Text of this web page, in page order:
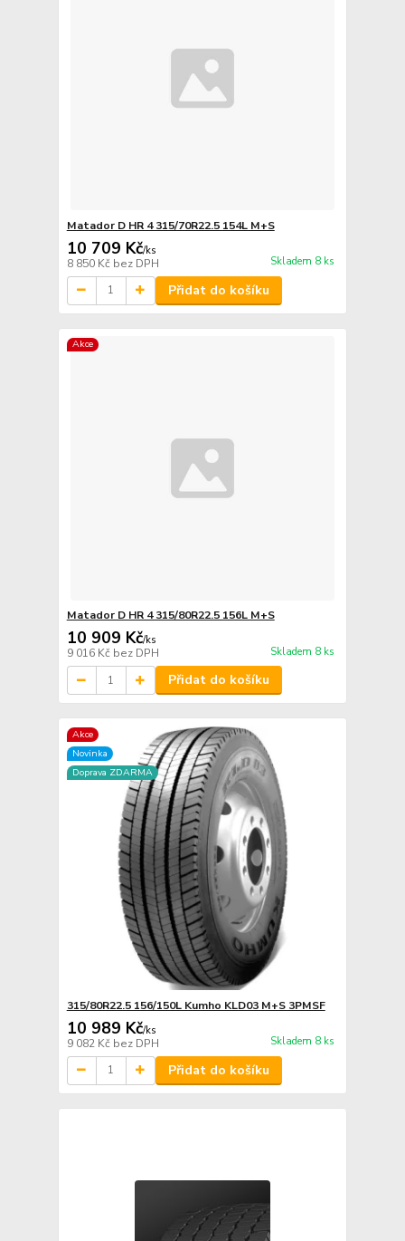
Matador D HR 4 315/70R22.5 154L M+S
10 709 Kč/ks
8 850 Kč bez DPH Skladem 8 ks
Přidat do košíku
Akce
Matador D HR 4 315/80R22.5 156L M+S
10 909 Kč/ks
9 016 Kč bez DPH Skladem 8 ks
Přidat do košíku
Akce
Novinka
Doprava ZDARMA
315/80R22.5 156/150L Kumho KLD03 M+S 3PMSF
10 989 Kč/ks
9 082 Kč bez DPH Skladem 8 ks
Přidat do košíku